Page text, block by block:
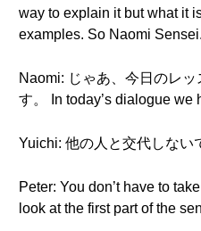
way to explain it but what it
examples. So Naomi Sensei.
Naomi: じゃあ、今日のレ
す。 In today’s dialogue we
Yuichi: 他の人と交代しない
Peter: You don’t have to
look at the first part of the